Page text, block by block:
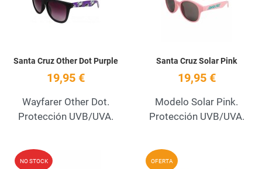
Quick View
Santa Cruz Other Dot Purple
19,95 €
Wayfarer Other Dot.
Protección UVB/UVA.
Santa Cruz Solar Pink
19,95 €
Modelo Solar Pink.
Protección UVB/UVA.
NO STOCK Add to Wishlist
OFERTA